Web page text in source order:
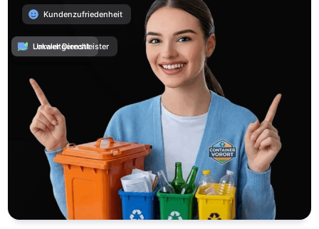
Kundenzufriedenheit
Umweltgerecht
Lokaler Dienstleister